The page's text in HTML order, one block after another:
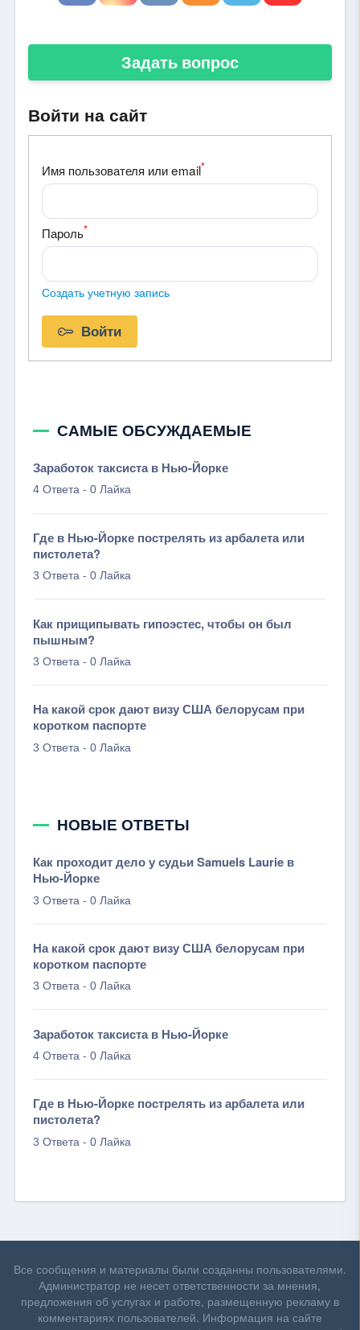
Задать вопрос
Войти на сайт
Имя пользователя или email*
Пароль*
Создать учетную запись
Войти
САМЫЕ ОБСУЖДАЕМЫЕ
Заработок таксиста в Нью-Йорке
4 Ответа- 0 Лайка
Где в Нью-Йорке пострелять из арбалета или
пистолета?
3 Ответа- 0 Лайка
Как прищипывать гипоэстес, чтобы он был
пышным?
3 Ответа- 0 Лайка
На какой срок дают визу США белорусам при
коротком паспорте
3 Ответа - 0 Лайка
НОВЫЕ ОТВЕТЫ
Как проходит дело у судьи Samuels Laurie в
Нью-Йорке
3 Ответа - 0 Лайка
На какой срок дают визу США белорусам при
коротком паспорте
3 Ответа- 0 Лайка
Заработок таксиста в Нью-Йорке
4 Ответа- 0 Лайка
Где в Нью-Йорке пострелять из арбалета или
пистолета?
3 Ответа - 0 Лайка
Все сообщения и материалы были созданны пользователями.
Администратор не несет ответственности за мнения,
предложения об услугах и работе, размещенную рекламу в
комментариях пользователей. Информация на сайте